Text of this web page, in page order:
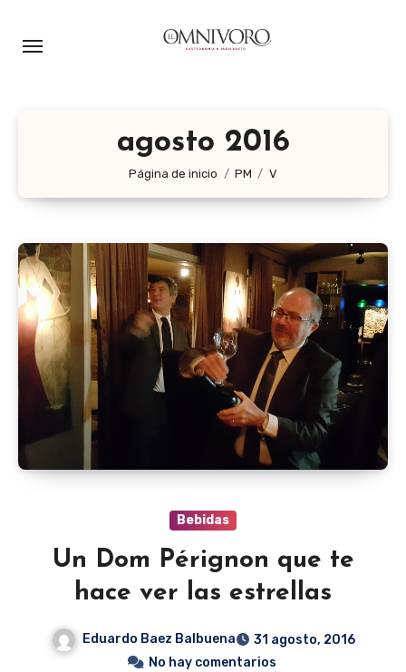
agosto 2016
Página de inicio PM V
Bebidas
Un Dom Pérignon que te
hace ver las estrellas
Eduardo Baez Balbuena
31 agosto, 2016
No hay comentarios